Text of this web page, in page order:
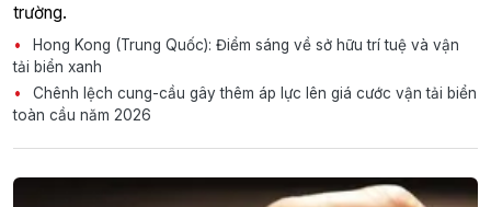
trường.
Hong Kong (Trung Quốc): Điểm sáng về sở hữu trí tuệ và vận
tải biển xanh
Chênh lệch cung-cầu gây thêm áp lực lên giá cước vận tải biển
toàn cầu năm 2026